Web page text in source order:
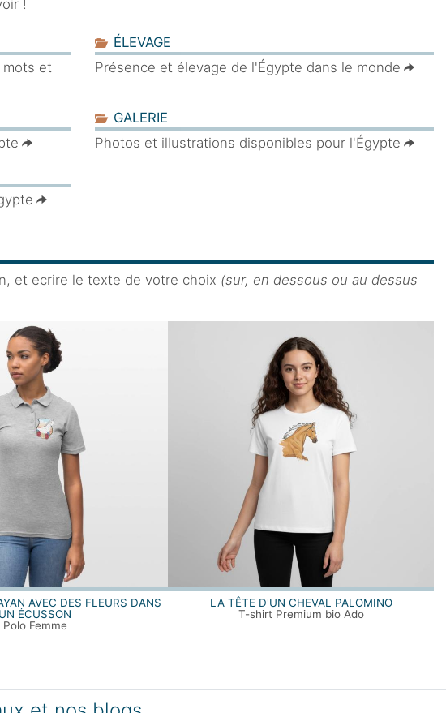
!
mots et
ÉLEVAGE
Présence et élevage de l'Égypte dans le monde
GALERIE
Photos et illustrations disponibles pour l'Égypte
et ecrire le texte de votre choix (sur, en dessous ou au dessus
AVEC DES FLEURS DANS
UN ÉCUSSON
Polo Femme
LA TÊTE D'UN CHEVAL PALOMINO
T-shirt Premium bio Ado